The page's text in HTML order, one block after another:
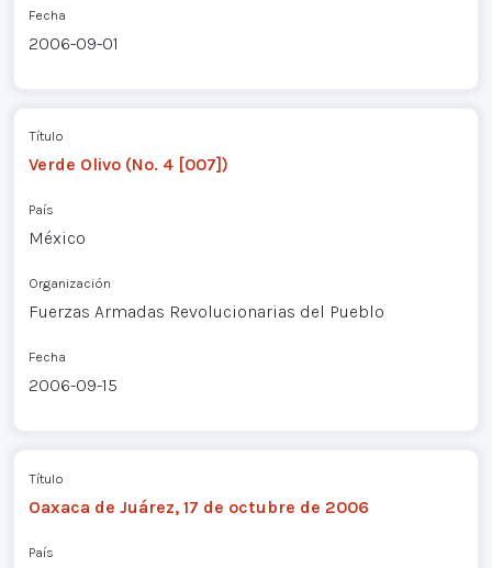
Fecha
2006-09-01
Título
Verde Olivo (No. 4 [007])
País
México
Organización
Fuerzas Armadas Revolucionarias del Pueblo
Fecha
2006-09-15
Título
Oaxaca de Juárez, 17 de octubre de 2006
País